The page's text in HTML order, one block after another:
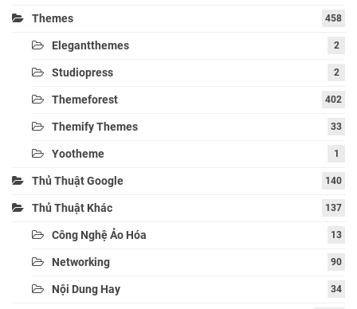
Themes 458
Elegantthemes 2
Studiopress 2
Themeforest 402
Themify Themes 33
Yootheme 1
Thủ Thuật Google 140
Thủ Thuật Khác 137
Công Nghệ Ảo Hóa 13
Networking 90
Nội Dung Hay 34